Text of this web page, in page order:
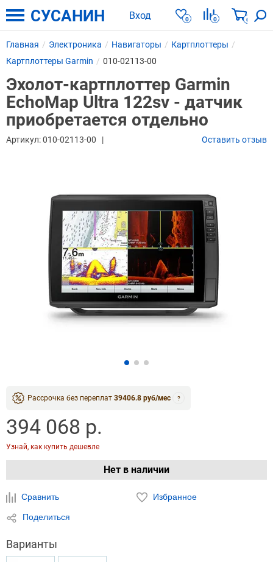
Вход 0 0 0
СУСАНИН
Главная Электроника Навигаторы
Картплоттеры
Картплоттеры Garmin
010-02113-00
Эхолот-картплоттер Garmin
EchoMap Ultra 122sv - датчик
приобретается отдельно
Артикул:010-02113-00 Оставить отзыв
Рассрочка без переплат 39406.8 руб/мес ?
394 068 р.
Узнай, как купить дешевле
Нет в наличии
Сравнить Избранное
Поделиться
Варианты